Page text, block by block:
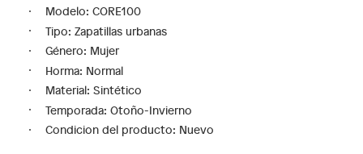
Modelo: CORE100
Tipo: Zapatillas urbanas
Género: Mujer
Horma: Normal
Material: Sintético
Temporada: Otoño-Invierno
Condicion del producto: Nuevo